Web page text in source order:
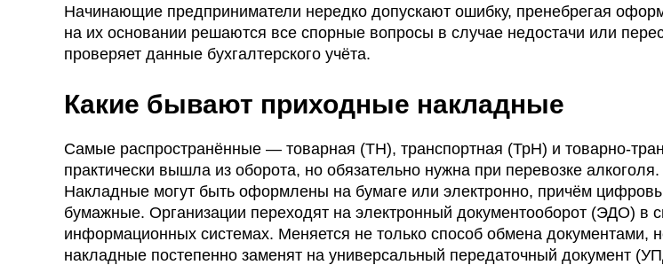
Начинающие предприниматели нередко допускают ошибку, пренебрегая
на их основании решаются все спорные вопросы в случае недостачи или
проверяет данные бухгалтерского учёта.
Какие бывают приходные накладные
Самые распространённые — товарная (ТН), транспортная (ТрН) и товарно-
практически вышла из оборота, но обязательно нужна при перевозке алкоголя.
Накладные могут быть оформлены на бумаге или электронно, причём
бумажные. Организации переходят на электронный документооборот (ЭДО) в
информационных системах. Меняется не только способ обмена
накладные постепенно заменят на универсальный передаточный документ